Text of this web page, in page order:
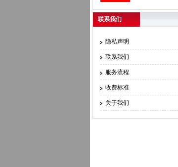
联系我们
隐私声明
联系我们
服务流程
收费标准
关于我们